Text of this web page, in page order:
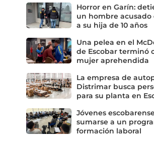
Horror en Garín:
un hombre acusado
a su hija de 10 años
Una pelea en el
de Escobar terminó
mujer aprehendida
La empresa de
Distrimar busca
para su planta en
Jóvenes
sumarse a un
formación laboral